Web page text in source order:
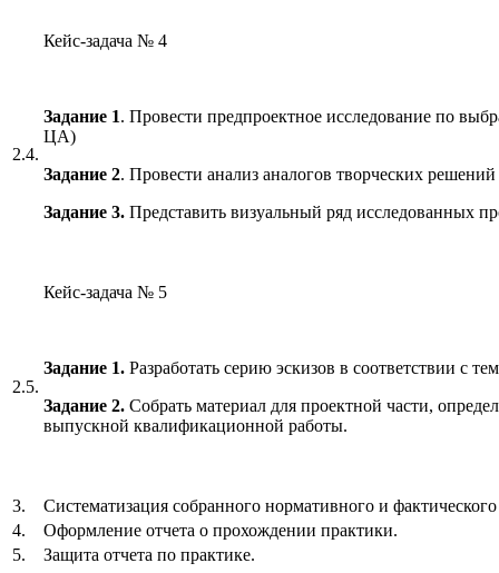
2.4.
Кейс-задача № 4
Задание 1. Провести предпроектное исследование по
ЦА)
Задание 2. Провести анализ аналогов творческих решений
Задание 3. Представить визуальный ряд исследованных
2.5.
Кейс-задача № 5
Задание 1. Разработать серию эскизов в соответствии с
Задание 2. Собрать материал для проектной части,
выпускной квалификационной работы.
3.
Систематизация собранного нормативного и
4.
Оформление отчета о прохождении практики.
5.
Защита отчета по практике.